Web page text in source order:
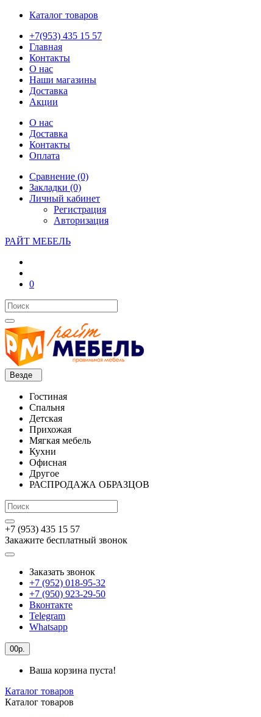
Каталог товаров
+7(953) 435 15 57
Главная
Контакты
О нас
Наши магазины
Доставка
Акции
О нас
Доставка
Контакты
Оплата
Сравнение (0)
Закладки (0)
Личный кабинет
Регистрация
Авторизация
РАЙТ МЕБЕЛЬ
0
Везде
Гостиная
Спальня
Детская
Прихожая
Мягкая мебель
Кухни
Офисная
Другое
РАСПРОДАЖА ОБРАЗЦОВ
+7 (953) 435 15 57
Закажите бесплатный звонок
Заказать звонок
+7 (952) 018-95-32
+7 (950) 923-29-50
Вконтакте
Telegram
Whatsapp
00р.
Ваша корзина пуста!
Каталог товаров
Каталог товаров